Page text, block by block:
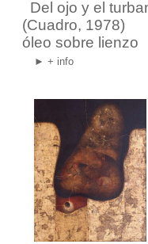
Del ojo y el
(Cuadro, 1978)
óleo sobre lienzo
► + info